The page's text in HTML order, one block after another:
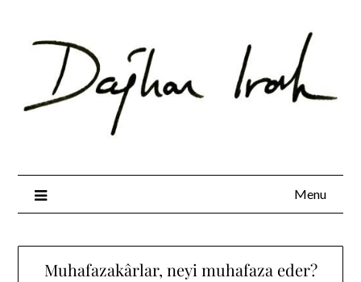
content
Menu
Muhafazakârlar, neyi muhafaza eder?